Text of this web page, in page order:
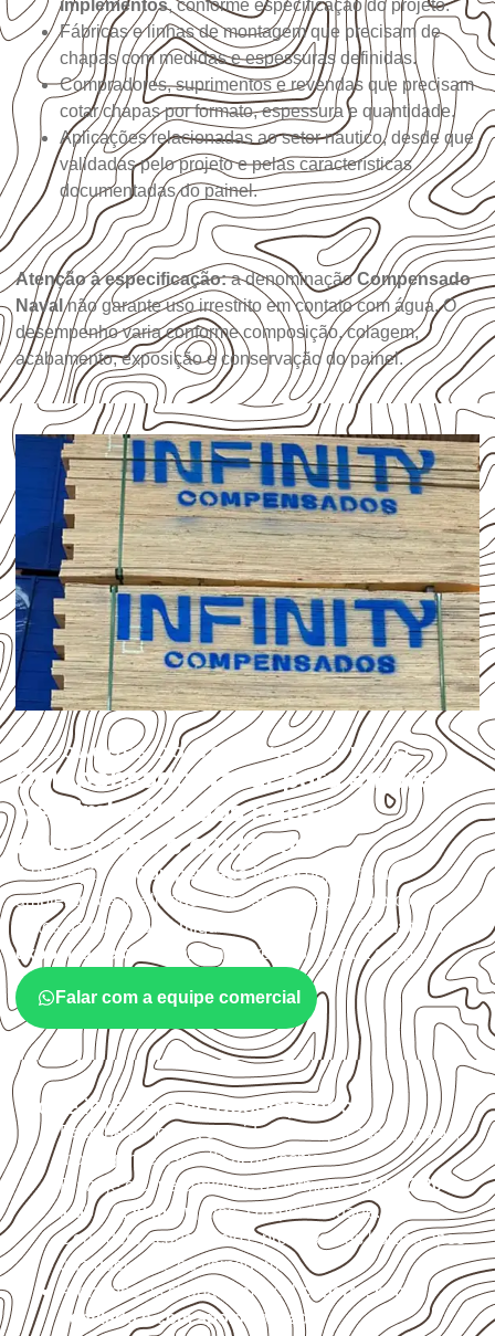
implementos, conforme especificação do projeto.
Fábricas e linhas de montagem que precisam de
chapas com medidas e espessuras definidas.
Compradores, suprimentos e revendas que precisam
cotar chapas por formato, espessura e quantidade.
Aplicações relacionadas ao setor náutico, desde que
validadas pelo projeto e pelas características
documentadas do painel.
Atenção à especificação:a denominaçãoCompensado
Naval não garante uso irrestrito em contato com água. O
desempenho varia conforme composição, colagem,
acabamento, exposição e conservação do painel.
APLICAÇÕES DO COMPENSADO NAVAL
Compensado Naval para empresas
de Timbaúba dos Batistas:
aplicações e cuidados
A utilização do Compensado Navaldepende do
ambiente, da finalidade e da especificação do projeto.
Antes da cotação, verifique a
espessura, o formato, a
exposição e o acabamento
previstos para a chapa.
Falar com a equipe comercial
O que interfere no desempenho
Escolha a medida considerando aplicação, apoios,
montagem e especificação técnica.
Planeje o corte conforme os formatos1,60 × 2,20 m e
1,60 × 2,50 m, sujeitos à disponibilidade.
Considere acabamento e proteção das bordas após
qualquer corte ou usinagem.
Armazene as chapas em localcoberto, seco,
ventilado e com apoio nivelado